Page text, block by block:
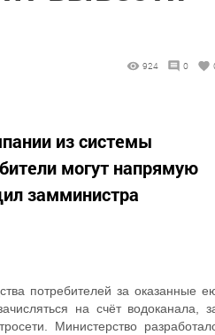
924 0
из системы
могут напрямую
замминистра
потребителей за оказанные
на счёт водоканала,
Министерство